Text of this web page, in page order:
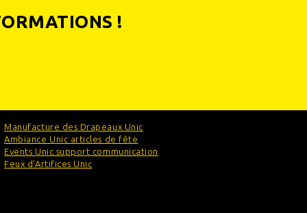
!
Manufacture des Drapeaux Unic
Ambiance Unic articles de fête
Events Unic support communication
Feux d'Artifices Unic